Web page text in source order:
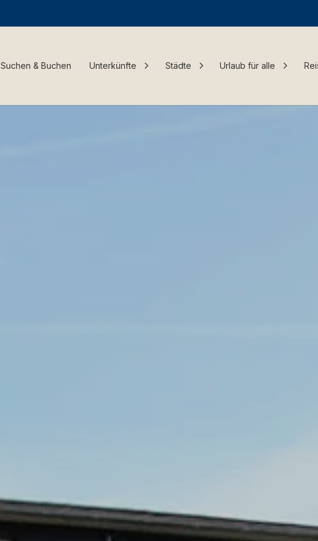
Suchen & Buchen Unterkünfte Städte Urlaub für alle